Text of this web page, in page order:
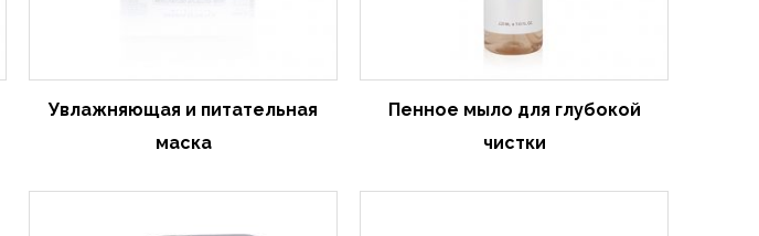
Увлажняющая и питательная
маска
Пенное мыло для глубокой
чистки